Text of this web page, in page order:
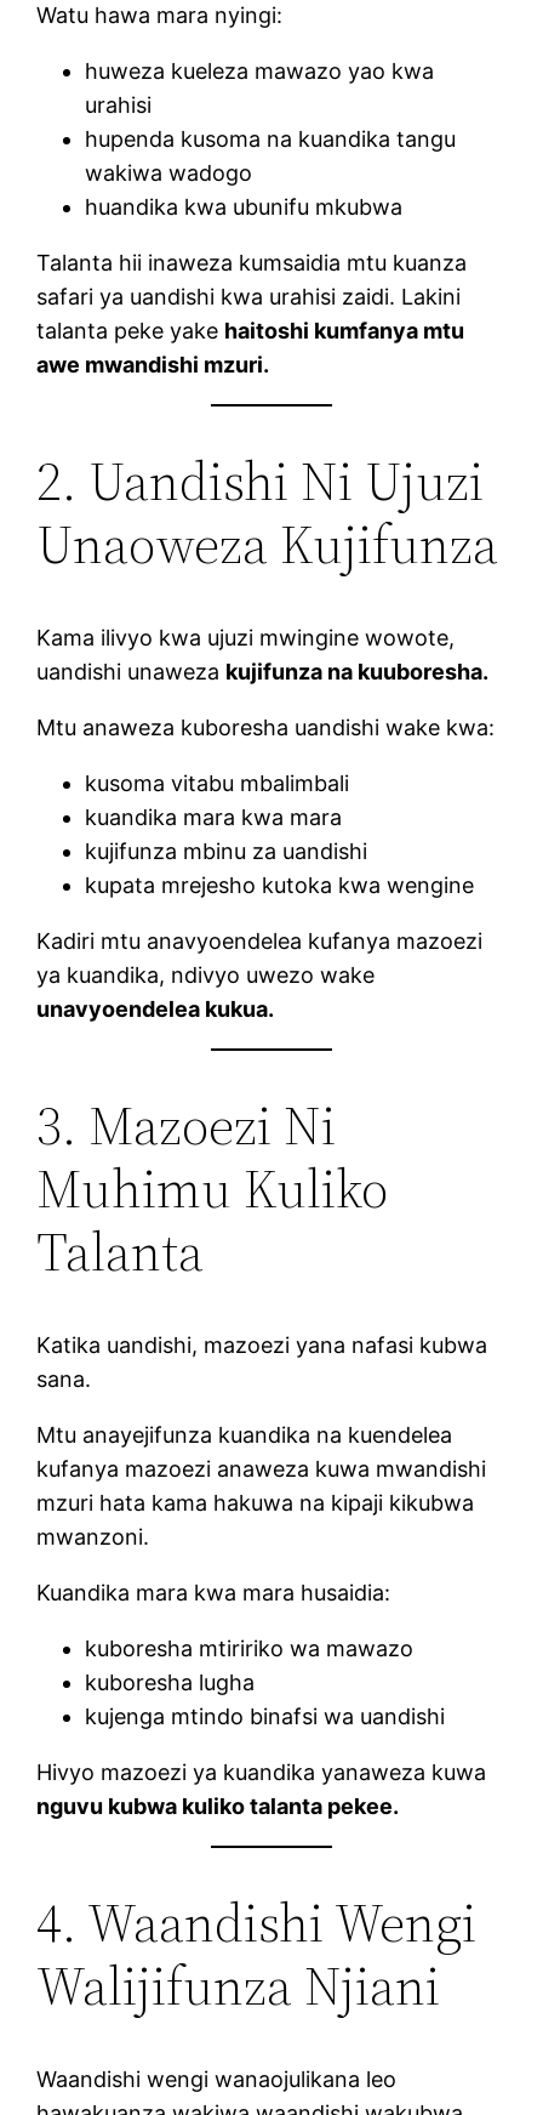
Watu hawa mara nyingi:
huweza kueleza mawazo yao kwa
urahisi
hupenda kusoma na kuandika tangu
wakiwa wadogo
huandika kwa ubunifu mkubwa
Talanta hii inaweza kumsaidia mtu kuanza
safari ya uandishi kwa urahisi zaidi. Lakini
talanta peke yake haitoshi kumfanya mtu
awe mwandishi mzuri.
2. Uandishi Ni Ujuzi
Unaoweza Kujifunza
Kama ilivyo kwa ujuzi mwingine wowote,
uandishi unaweza kujifunza na kuuboresha.
Mtu anaweza kuboresha uandishi wake kwa:
kusoma vitabu mbalimbali
kuandika mara kwa mara
kujifunza mbinu za uandishi
kupata mrejesho kutoka kwa wengine
Kadiri mtu anavyoendelea kufanya mazoezi
ya kuandika, ndivyo uwezo wake
unavyoendelea kukua.
3. Mazoezi Ni
Muhimu Kuliko
Talanta
Katika uandishi, mazoezi yana nafasi kubwa
sana.
Mtu anayejifunza kuandika na kuendelea
kufanya mazoezi anaweza kuwa mwandishi
mzuri hata kama hakuwa na kipaji kikubwa
mwanzoni.
Kuandika mara kwa mara husaidia:
kuboresha mtiririko wa mawazo
kuboresha lugha
kujenga mtindo binafsi wa uandishi
Hivyo mazoezi ya kuandika yanaweza kuwa
nguvu kubwa kuliko talanta pekee.
4. Waandishi Wengi
Walijifunza Njiani
Waandishi wengi wanaojulikana leo